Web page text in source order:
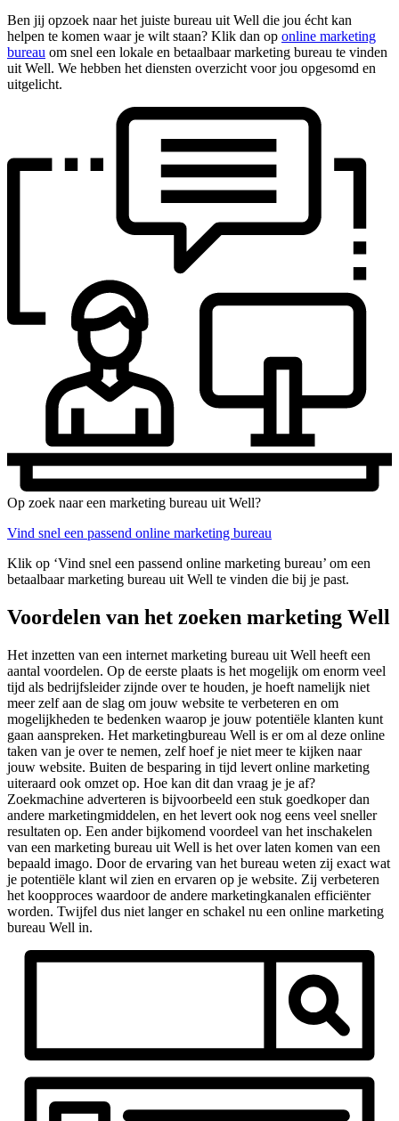
Ben jij opzoek naar het juiste bureau uit Well die jou écht kan
helpen te komen waar je wilt staan? Klik dan op online marketing
bureau om snel een lokale en betaalbaar marketing bureau te vinden
uit Well. We hebben het diensten overzicht voor jou opgesomd en
uitgelicht.
Op zoek naar een marketing bureau uit Well?
Vind snel een passend online marketing bureau
Klik op ‘Vind snel een passend online marketing bureau’ om een
betaalbaar marketing bureau uit Well te vinden die bij je past.
Voordelen van het zoeken marketing Well
Het inzetten van een internet marketing bureau uit Well heeft een
aantal voordelen. Op de eerste plaats is het mogelijk om enorm veel
tijd als bedrijfsleider zijnde over te houden, je hoeft namelijk niet
meer zelf aan de slag om jouw website te verbeteren en om
mogelijkheden te bedenken waarop je jouw potentiële klanten kunt
gaan aanspreken. Het marketingbureau Well is er om al deze online
taken van je over te nemen, zelf hoef je niet meer te kijken naar
jouw website. Buiten de besparing in tijd levert online marketing
uiteraard ook omzet op. Hoe kan dit dan vraag je je af?
Zoekmachine adverteren is bijvoorbeeld een stuk goedkoper dan
andere marketingmiddelen, en het levert ook nog eens veel sneller
resultaten op. Een ander bijkomend voordeel van het inschakelen
van een marketing bureau uit Well is het over laten komen van een
bepaald imago. Door de ervaring van het bureau weten zij exact wat
je potentiële klant wil zien en ervaren op je website. Zij verbeteren
het koopproces waardoor de andere marketingkanalen efficiënter
worden. Twijfel dus niet langer en schakel nu een online marketing
bureau Well in.